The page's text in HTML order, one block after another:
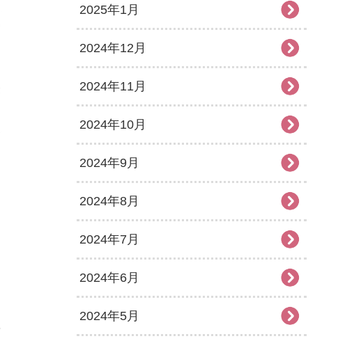
2025年1月
2024年12月
2024年11月
2024年10月
2024年9月
2024年8月
2024年7月
2024年6月
2024年5月